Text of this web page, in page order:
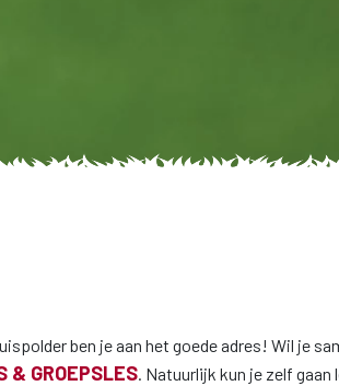
ben je aan het goede adres! Wil je
& GROEPSLES . Natuurlijk kun je zelf gaan